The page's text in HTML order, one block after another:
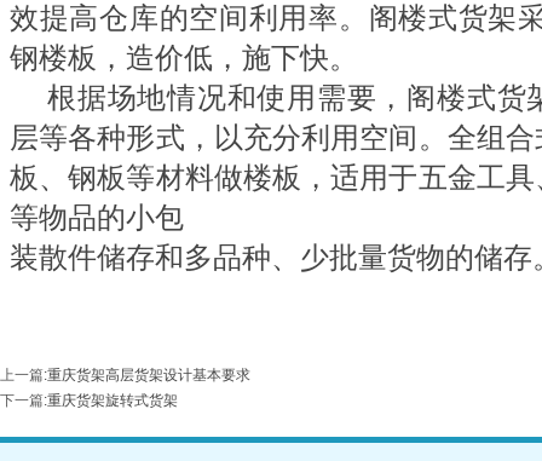
效提高仓库的空间利用率。阁楼式货架
钢楼板，造价低，施下快。
根据场地情况和使用需要，阁楼式货
层等各种形式，以充分利用空间。全组
板、钢板等材料做楼板，适用于五金工
等物品的小包
装散件储存和多品种、少批量货物的储存
上一篇:重庆货架高层货架设计基本要求
下一篇:重庆货架旋转式货架